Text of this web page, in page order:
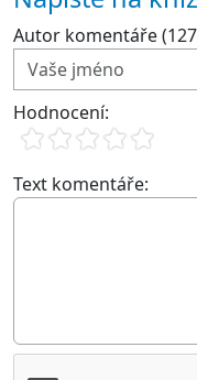
Autor komentáře
Hodnocení:
Text komentáře: